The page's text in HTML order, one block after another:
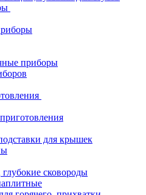
приборы
для крышек
сковороды